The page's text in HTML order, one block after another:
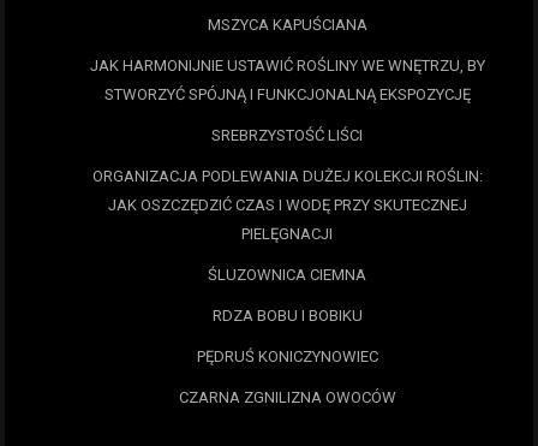
MSZYCA KAPUŚCIANA
JAK HARMONIJNIE USTAWIĆ ROŚLINY WE WNĘTRZU, BY
STWORZYĆ SPÓJNĄ I FUNKCJONALNĄ EKSPOZYCJĘ
SREBRZYSTOŚĆ LIŚCI
ORGANIZACJA PODLEWANIA DUŻEJ KOLEKCJI ROŚLIN:
JAK OSZCZĘDZIĆ CZAS I WODĘ PRZY SKUTECZNEJ
PIELĘGNACJI
ŚLUZOWNICA CIEMNA
RDZA BOBU I BOBIKU
PĘDRUŚ KONICZYNOWIEC
CZARNA ZGNILIZNA OWOCÓW